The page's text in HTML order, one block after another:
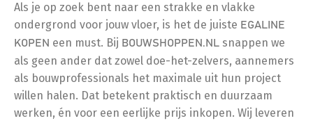
Als je op zoek bent naar een strakke en vlakke
ondergrond voor jouw vloer, is het de juiste EGALINE
KOPEN een must. Bij BOUWSHOPPEN.NL snappen we
als geen ander dat zowel doe-het-zelvers, aannemers
als bouwprofessionals het maximale uit hun project
willen halen. Dat betekent praktisch en duurzaam
werken, én voor een eerlijke prijs inkopen. Wij leveren